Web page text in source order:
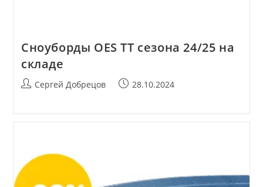
Сноуборды OES TT сезона 24/25 на
складе
АвторСергей Добрецов
Запись28.10.2024